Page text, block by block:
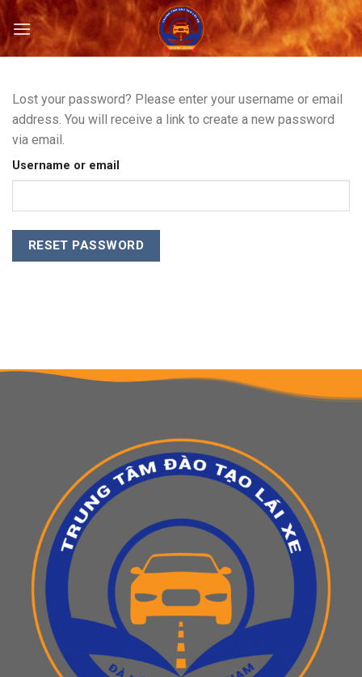
Skip
to
content
Lost your password? Please enter your username or email
address. You will receive a link to create a new password
via email.
Username or email
RESET PASSWORD